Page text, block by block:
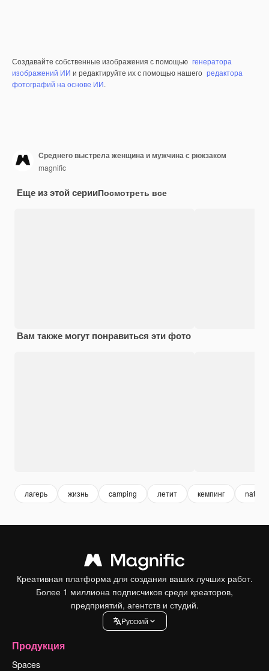
Создавайте собственные изображения с помощью генератора
изображений ИИ и редактируйте их с помощью нашего редактора
фотографий на основе ИИ.
Среднего выстрела женщина и мужчина с рюкзаком
magnific
Еще из этой серииПосмотреть все
Вам также могут понравиться эти фото
лагерь жизнь camping летит кемпинг nature
Креативная платформа для создания ваших лучших работ.
Более 1 миллиона подписчиков среди креаторов,
предприятий, агентств и студий.
Pусский
Продукция
Spaces